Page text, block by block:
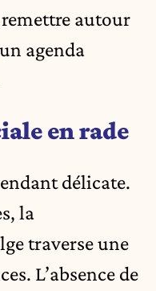
autour
agenda
en rade
délicate.
la
traverse une
L’absence de